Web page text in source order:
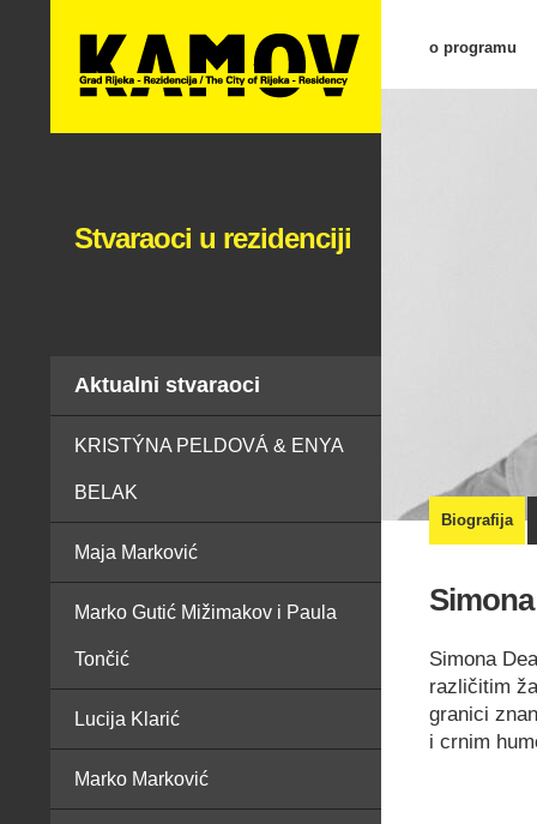
o programu
Stvaraoci u rezidenciji
Aktualni stvaraoci
KRISTÝNA PELDOVÁ & ENYA
BELAK
Maja Marković
Marko Gutić Mižimakov i Paula
Tončić
Lucija Klarić
Marko Marković
Biografija
Simona
različitim
granici
i crnim